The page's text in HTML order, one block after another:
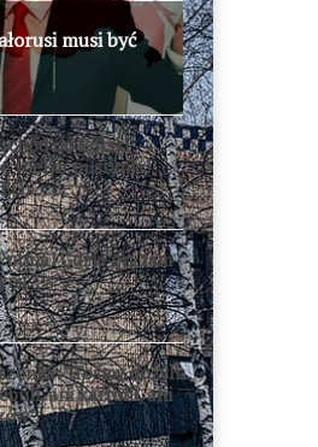
musi być
od Polski
wielka pustynia!
Gdzie on, tam
"Tośmy dożyli.
ani kartofli, ani